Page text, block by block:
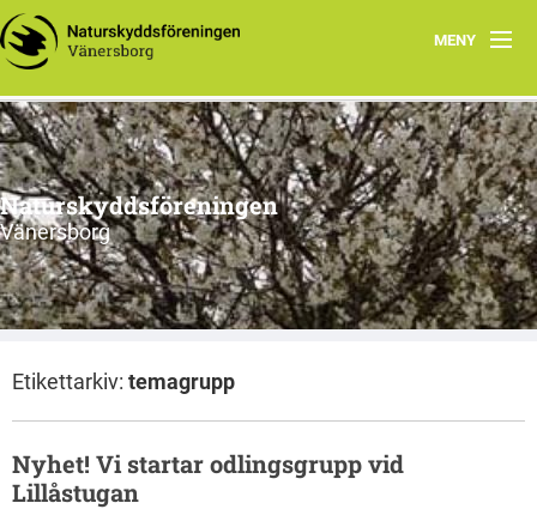
MENY
Aktuellt
Handla miljövänligt
Våra torp
Vår natur
Om oss
Naturskyddsföreningen
Vänersborg
Etikettarkiv: temagrupp
Nyhet! Vi startar odlingsgrupp vid
Lillåstugan